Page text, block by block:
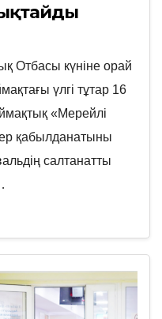
Отбасы күніне орай
үлгі тұтар 16
«Мерейлі
қабылданатыны
салтанатты